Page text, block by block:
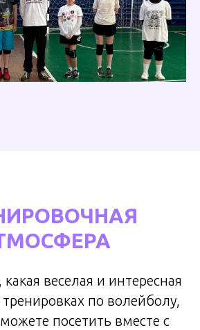
веселая и интересная
по волейболу,
посетить вместе с